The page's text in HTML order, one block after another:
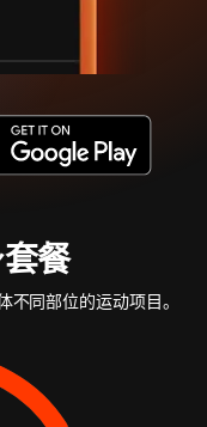
餐
同部位的运动项目。